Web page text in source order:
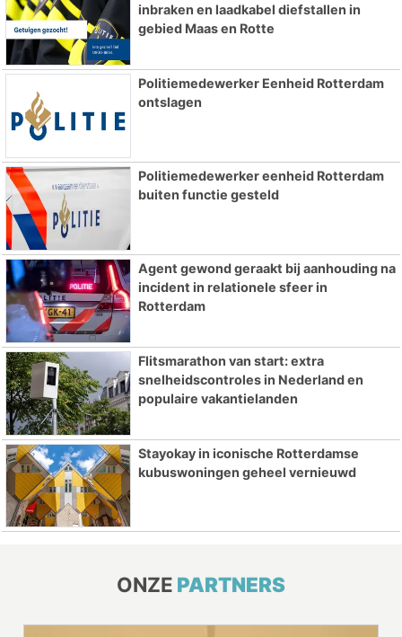
inbraken en laadkabel diefstallen in
gebied Maas en Rotte
Politiemedewerker Eenheid Rotterdam
ontslagen
Politiemedewerker eenheid Rotterdam
buiten functie gesteld
Agent gewond geraakt bij aanhouding na
incident in relationele sfeer in
Rotterdam
Flitsmarathon van start: extra
snelheidscontroles in Nederland en
populaire vakantielanden
Stayokay in iconische Rotterdamse
kubuswoningen geheel vernieuwd
ONZE PARTNERS